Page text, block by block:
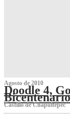
Agosto de 2010
Doodle 4,
Bicentenario
Castillo de Chapultepec